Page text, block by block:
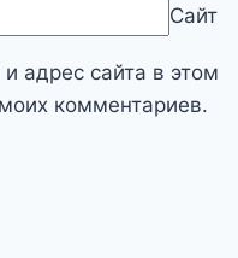
Сайт
адрес сайта в этом
комментариев.